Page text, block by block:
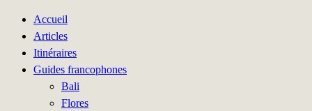
Accueil
Articles
Itinéraires
Guides francophones
Bali
Flores